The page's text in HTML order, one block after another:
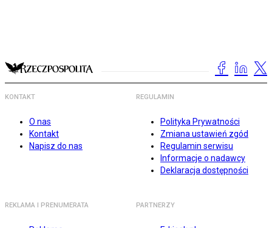
KONTAKT
O nas
Kontakt
Napisz do nas
REGULAMIN
Polityka Prywatności
Zmiana ustawień zgód
Regulamin serwisu
Informacje o nadawcy
Deklaracja dostępności
REKLAMA I PRENUMERATA PARTNERZY